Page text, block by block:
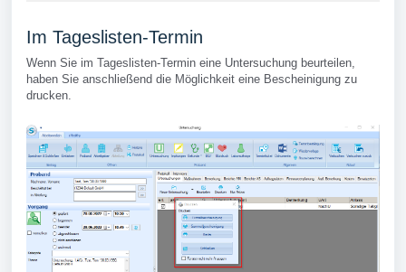
Im Tageslisten-Termin
Wenn Sie im Tageslisten-Termin eine Untersuchung beurteilen,
haben Sie anschließend die Möglichkeit eine Bescheinigung zu
drucken.